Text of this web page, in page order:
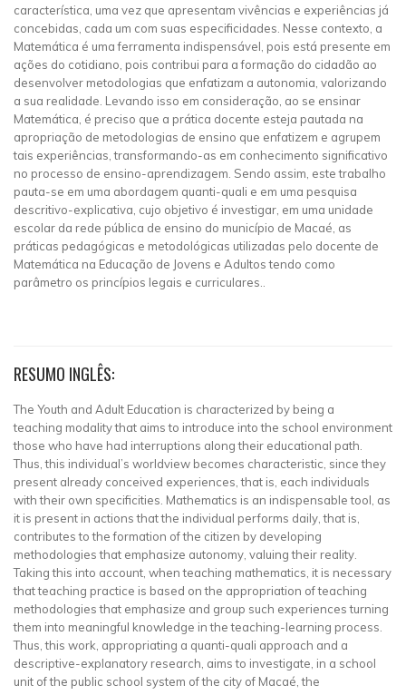
característica, uma vez que apresentam vivências e experiências já
concebidas, cada um com suas especificidades. Nesse contexto, a
Matemática é uma ferramenta indispensável, pois está presente em
ações do cotidiano, pois contribui para a formação do cidadão ao
desenvolver metodologias que enfatizam a autonomia, valorizando
a sua realidade. Levando isso em consideração, ao se ensinar
Matemática, é preciso que a prática docente esteja pautada na
apropriação de metodologias de ensino que enfatizem e agrupem
tais experiências, transformando-as em conhecimento significativo
no processo de ensino-aprendizagem. Sendo assim, este trabalho
pauta-se em uma abordagem quanti-quali e em uma pesquisa
descritivo-explicativa, cujo objetivo é investigar, em uma unidade
escolar da rede pública de ensino do município de Macaé, as
práticas pedagógicas e metodológicas utilizadas pelo docente de
Matemática na Educação de Jovens e Adultos tendo como
parâmetro os princípios legais e curriculares..
RESUMO INGLÊS:
The Youth and Adult Education is characterized by being a
teaching modality that aims to introduce into the school environment
those who have had interruptions along their educational path.
Thus, this individual’s worldview becomes characteristic, since they
present already conceived experiences, that is, each individuals
with their own specificities. Mathematics is an indispensable tool, as
it is present in actions that the individual performs daily, that is,
contributes to the formation of the citizen by developing
methodologies that emphasize autonomy, valuing their reality.
Taking this into account, when teaching mathematics, it is necessary
that teaching practice is based on the appropriation of teaching
methodologies that emphasize and group such experiences turning
them into meaningful knowledge in the teaching-learning process.
Thus, this work, appropriating a quanti-quali approach and a
descriptive-explanatory research, aims to investigate, in a school
unit of the public school system of the city of Macaé, the